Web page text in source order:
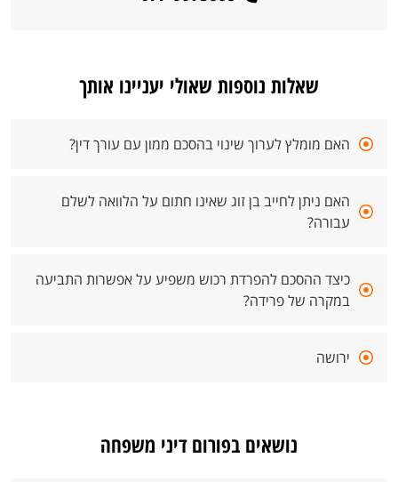
שאלות נוספות שאולי יעניינו אותך
האם מומלץ לערוך שינוי בהסכם ממון עם עורך דין?
האם ניתן לחייב בן זוג שאינו חתום על הלוואה לשלם
עבורה?
כיצד ההסכם להפרדת רכוש משפיע על אפשרות התביעה
במקרה של פרידה?
ירושה
נושאים בפורום דיני משפחה